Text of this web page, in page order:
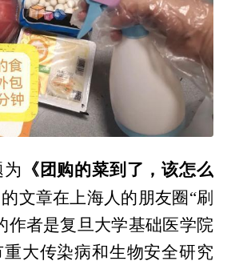
《团购的菜到了，该怎么
的文章在上海人的朋友圈“刷
作者是复旦大学基础医学院
大传染病和生物安全研究